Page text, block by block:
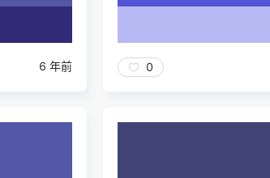
6 年前 0